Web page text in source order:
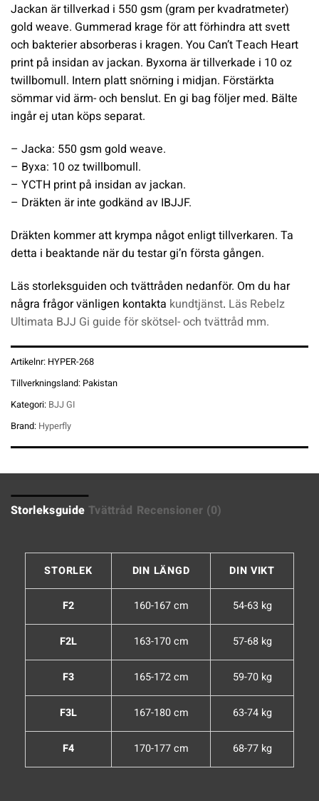
Jackan är tillverkad i 550 gsm (gram per kvadratmeter)
gold weave. Gummerad krage för att förhindra att svett
och bakterier absorberas i kragen. You Can’t Teach Heart
print på insidan av jackan. Byxorna är tillverkade i 10 oz
twillbomull. Intern platt snörning i midjan. Förstärkta
sömmar vid ärm- och benslut. En gi bag följer med. Bälte
ingår ej utan köps separat.
– Jacka: 550 gsm gold weave.
– Byxa: 10 oz twillbomull.
– YCTH print på insidan av jackan.
– Dräkten är inte godkänd av IBJJF.
Dräkten kommer att krympa något enligt tillverkaren. Ta
detta i beaktande när du testar gi’n första gången.
Läs storleksguiden och tvättråden nedanför. Om du har
några frågor vänligen kontakta kundtjänst. Läs Rebelz
Ultimata BJJ Gi guide för skötsel- och tvättråd mm.
Artikelnr: HYPER-268
Tillverkningsland: Pakistan
Kategori: BJJ GI
Brand: Hyperfly
Storleksguide Tvättråd Recensioner (0)
STORLEK DIN LÄNGD DIN VIKT
F2 160-167 cm 54-63 kg
F2L 163-170 cm 57-68 kg
F3 165-172 cm 59-70 kg
F3L 167-180 cm 63-74 kg
F4 170-177 cm 68-77 kg